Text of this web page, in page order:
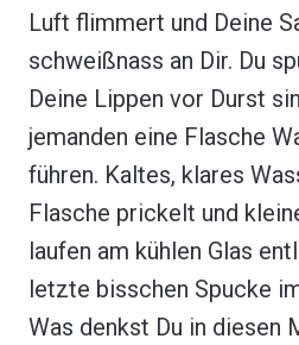
Luft flimmert und Deine
schweißnass an Dir. Du
Deine Lippen vor Durst
jemanden eine Flasche
führen. Kaltes, klares
Flasche prickelt und
laufen am kühlen Glas
letzte bisschen Spucke
Was denkst Du in diesen